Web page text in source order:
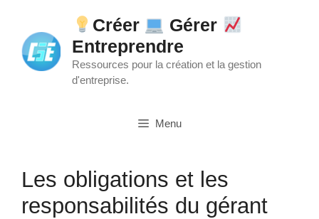
contenu
Créer
Gérer
Entreprendre
Ressources pour la création et la gestion
d'entreprise.
Menu
Les obligations et les
responsabilités du gérant